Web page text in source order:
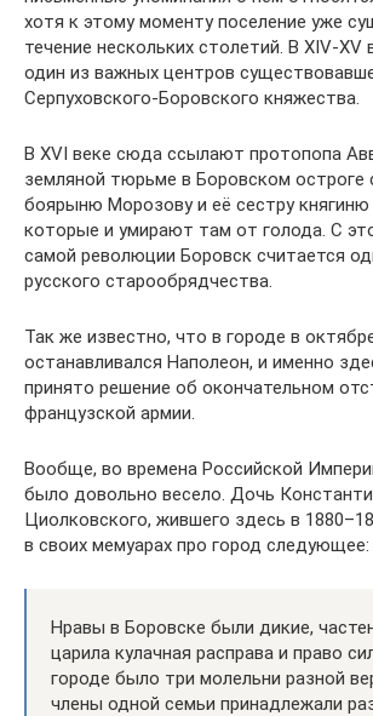
хотя к этому моменту поселение уже
течение нескольких столетий. В XIV-XV
один из важных центров
Серпуховского-Боровского княжества.
В XVI веке сюда ссылают протопопа
земляной тюрьме в Боровском остроге
боярыню Морозову и её сестру княгиню
которые и умирают там от голода. С
самой революции Боровск считается
русского старообрядчества.
Так же известно, что в городе в
останавливался Наполеон, и именно
принято решение об окончательном
французской армии.
Вообще, во времена Российской
было довольно весело. Дочь
Циолковского, жившего здесь в
в своих мемуарах про город следующее:
Нравы в Боровске были дикие,
царила кулачная расправа и право
городе было три молельни разной
члены одной семьи принадлежали